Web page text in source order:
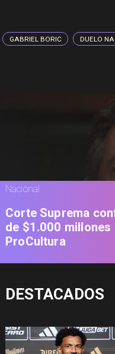
GABRIEL BORIC DUELO
Nacional
Corte Suprema
de $1.000 millones
ProCultura
DESTACADOS